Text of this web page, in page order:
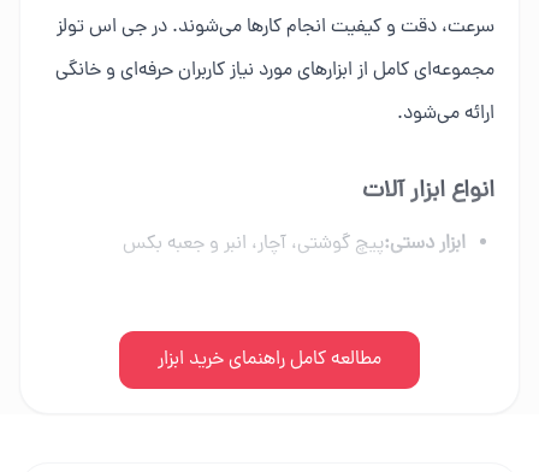
سرعت، دقت و کیفیت انجام کارها می‌شوند. در جی اس تولز
مجموعه‌ای کامل از ابزارهای مورد نیاز کاربران حرفه‌ای و خانگی
ارائه می‌شود.
انواع ابزار آلات
ابزار دستی:پیچ گوشتی، آچار، انبر و جعبه بکس
کمپرسور، میخکوب و تجهیزات پنوماتیک
مطالعه کامل راهنمای خرید ابزار